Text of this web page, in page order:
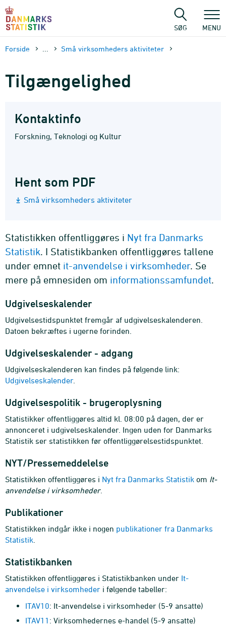
sidens
SØG MENU
Forside Små virksomheders aktiviteter
Tilgængelighed
Kontaktinfo
Forskning, Teknologi og Kultur
Hent som PDF
Små virksomheders aktiviteter
Statistikken offentliggøres i Nyt fra Danmarks
Statistik. I Statistikbanken offentliggøres tallene
under emnet it-anvendelse i virksomheder. Se
mere på emnesiden om informationssamfundet.
Udgivelseskalender
Udgivelsestidspunktet fremgår af udgivelseskalenderen.
Datoen bekræftes i ugerne forinden.
Udgivelseskalender - adgang
Udgivelseskalenderen kan findes på følgende link:
Udgivelseskalender.
Udgivelsespolitik - brugeroplysning
Statistikker offentliggøres altid kl. 08:00 på dagen, der er
annonceret i udgivelseskalender. Ingen uden for Danmarks
Statistik ser statistikken før offentliggørelsestidspunktet.
NYT/Pressemeddelelse
Statistikken offentliggøres i Nyt fra Danmarks Statistik om It-
anvendelse i virksomheder.
Publikationer
Statistikken indgår ikke i nogen publikationer fra Danmarks
Statistik
Statistikbanken
Statistikken offentliggøres i Statistikbanken under It-
anvendelse i virksomheder i følgende tabeller:
ITAV10: It-anvendelse i virksomheder (5-9 ansatte)
ITAV11 : Virksomhedernes e-handel (5-9 ansatte)